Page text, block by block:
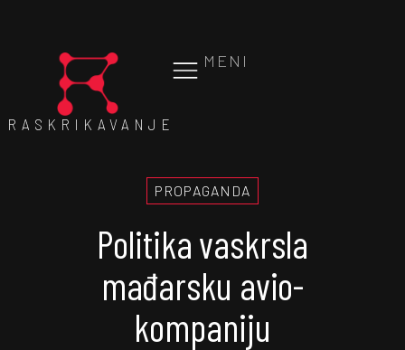
MENI
RASKRIKAVANJE
PROPAGANDA
Politika vaskrsla
mađarsku avio-
kompaniju